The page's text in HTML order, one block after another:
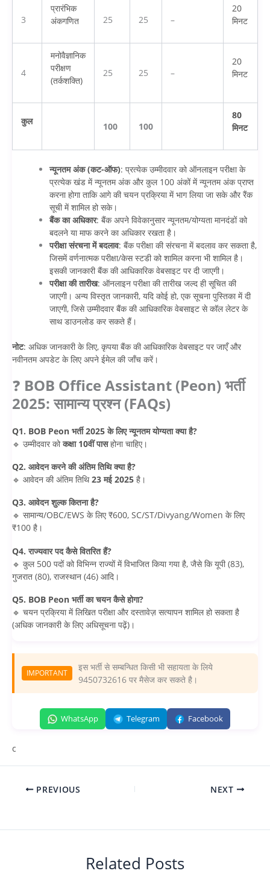
3
प्रारंभिक
अंकगणित
25 25 –
20
मिनट
4
मनोवैज्ञानिक
परीक्षण
(तर्कशक्ति)
25 25 –
20
मिनट
कुल 100 100
80
मिनट
न्यूनतम अंक (कट-ऑफ): प्रत्येक उम्मीदवार को ऑनलाइन परीक्षा के
प्रत्येक खंड में न्यूनतम अंक और कुल 100 अंकों में न्यूनतम अंक प्राप्त
करना होगा ताकि आगे की चयन प्रक्रिया में भाग लिया जा सके और रैंक
सूची में शामिल हो सके।
बैंक का अधिकार: बैंक अपने विवेकानुसार न्यूनतम/योग्यता मानदंडों को
बदलने या माफ करने का अधिकार रखता है।
परीक्षा संरचना में बदलाव: बैंक परीक्षा की संरचना में बदलाव कर सकता है,
जिसमें वर्णनात्मक परीक्षा/केस स्टडी को शामिल करना भी शामिल है।
इसकी जानकारी बैंक की आधिकारिक वेबसाइट पर दी जाएगी।
परीक्षा की तारीख: ऑनलाइन परीक्षा की तारीख जल्द ही सूचित की
जाएगी। अन्य विस्तृत जानकारी, यदि कोई हो, एक सूचना पुस्तिका में दी
जाएगी, जिसे उम्मीदवार बैंक की आधिकारिक वेबसाइट से कॉल लेटर के
साथ डाउनलोड कर सकते हैं।
नोट: अधिक जानकारी के लिए, कृपया बैंक की आधिकारिक वेबसाइट पर जाएँ और
नवीनतम अपडेट के लिए अपने ईमेल की जाँच करें।
❓ BOB Office Assistant (Peon) भर्ती
2025: सामान्य प्रश्न (FAQs)
Q1. BOB Peon भर्ती 2025 के लिए न्यूनतम योग्यता क्या है?
🔹 उम्मीदवार कोकक्षा 10वीं पासहोना चाहिए।
Q2. आवेदन करने की अंतिम तिथि क्या है?
🔹 आवेदन की अंतिम तिथि23 मई 2025 है।
Q3. आवेदन शुल्क कितना है?
🔹 सामान्य/OBC/EWS के लिए ₹600, SC/ST/Divyang/Women के लिए
₹100 है।
Q4. राज्यवार पद कैसे वितरित हैं?
🔹 कुल 500 पदों को विभिन्न राज्यों में विभाजित किया गया है, जैसे कि यूपी (83),
गुजरात (80), राजस्थान (46) आदि।
Q5. BOB Peon भर्ती का चयन कैसे होगा?
🔹 चयन प्रक्रिया में लिखित परीक्षा और दस्तावेज़ सत्यापन शामिल हो सकता है
(अधिक जानकारी के लिए अधिसूचना पढ़ें)।
IMPORTANT
इस भर्ती से सम्बन्धित किसी भी सहायता के लिये
9450732616 पर मैसेज कर सकते है।
WhatsApp Telegram Facebook
c
PREVIOUS NEXT
Related Posts